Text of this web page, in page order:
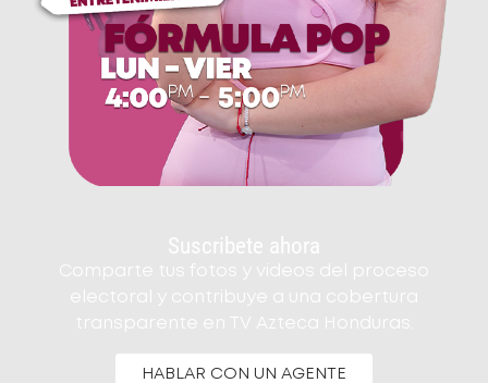
Suscribete ahora
Comparte tus fotos y videos del proceso
electoral y contribuye a una cobertura
transparente en TV Azteca Honduras.
HABLAR CON UN AGENTE